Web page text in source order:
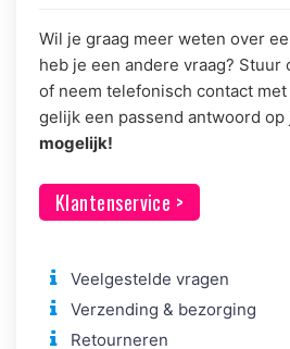
Wil je graag meer weten over
heb je een andere vraag? Stuur
of neem telefonisch contact
gelijk een passend antwoord op
mogelijk!
Klantenservice >
Veelgestelde vragen
Verzending & bezorging
Retourneren